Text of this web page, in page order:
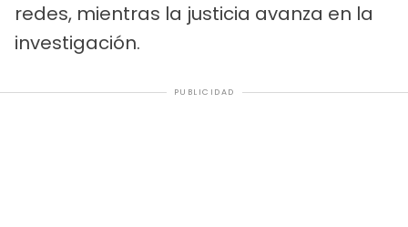
redes, mientras la justicia avanza en la
investigación.
PUBLICIDAD